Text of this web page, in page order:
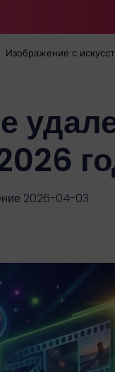
Изображение с
2026-04-03